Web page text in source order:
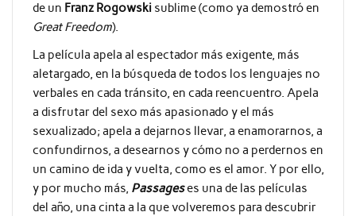
de un Franz Rogowski sublime (como ya demostró en
Great Freedom).
La película apela al espectador más exigente, más
aletargado, en la búsqueda de todos los lenguajes no
verbales en cada tránsito, en cada reencuentro. Apela
a disfrutar del sexo más apasionado y el más
sexualizado; apela a dejarnos llevar, a enamorarnos, a
confundirnos, a desearnos y cómo no a perdernos en
un camino de ida y vuelta, como es el amor. Y por ello,
y por mucho más, Passageses una de las películas
del año, una cinta a la que volveremos para descubrir